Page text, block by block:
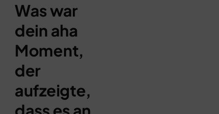
Was war
dein aha
Moment,
der
aufzeigte,